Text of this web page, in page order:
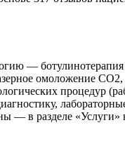
— ботулинотерапия
омоложение
процедур
— в разделе